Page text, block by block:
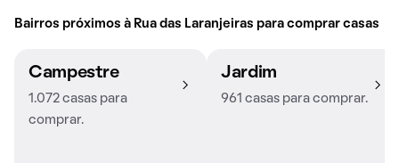
Bairros próximos à Rua das Laranjeiras para comprar casas
Campestre
1.072 casas para
comprar.
Jardim
961 casas para comprar.